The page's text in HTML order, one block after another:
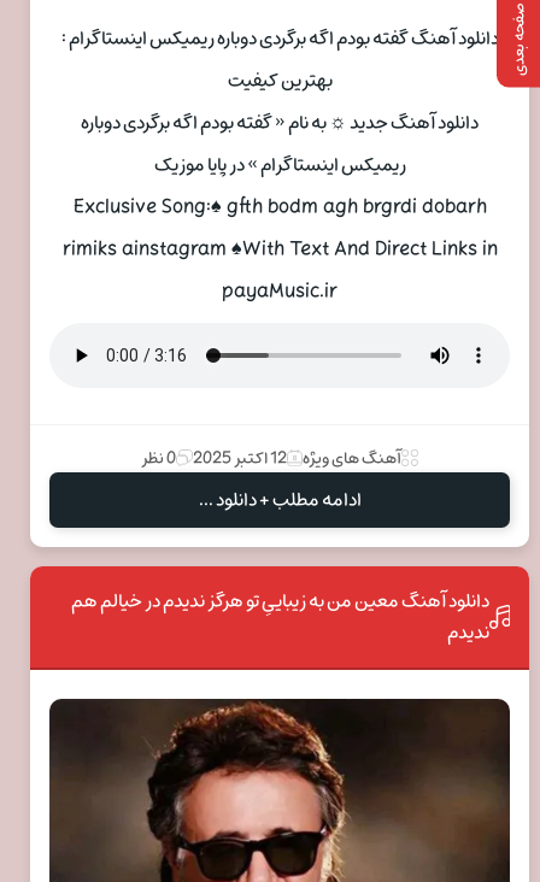
دانلود آهنگ گفته بودم اگه برگردی دوباره ریمیکس اینستاگرام :
بهترین کیفیت
دانلود آهنگ جدید ☼ به نام « گفته بودم اگه برگردی دوباره
ریمیکس اینستاگرام » در پایا موزیک
Exclusive Song:♠ gfth bodm agh brgrdi dobarh
rimiks ainstagram ♠With Text And Direct Links in
payaMusic.ir
آهنگ های ویژه 12 اکتبر 2025 0 نظر
ادامه مطلب + دانلود ...
دانلود آهنگ معین من به زیباییِ تو هرگز ندیدم در خیالم هم
ندیدم
صفحه بعدی